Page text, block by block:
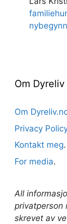
Om Dyreliv
Om
Privacy Policy
Kontakt meg.
For media.
All
privatperson
skrevet av